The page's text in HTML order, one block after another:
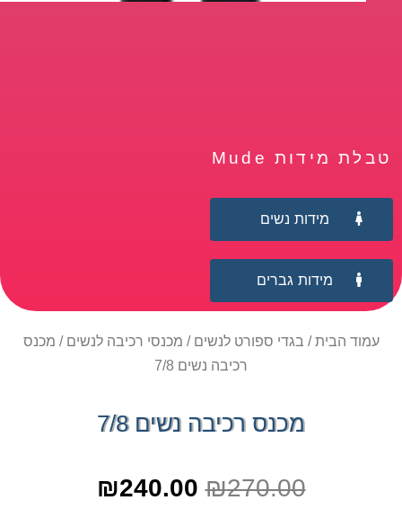
עמוד הבית/ בגדי ספורט לנשים / מכנסי רכיבה לנשים / מכנס
רכיבה נשים 7/8
מכנס רכיבה נשים 7/8
₪270.00
₪240.00
טבלת מידות Mude
מידות נשים
מידות גברים